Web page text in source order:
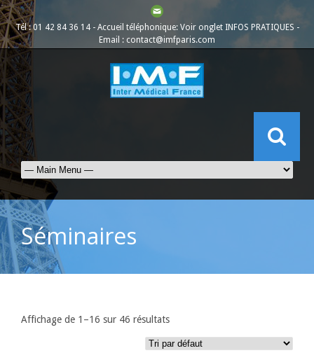
Tél : 01 42 84 36 14 - Accueil téléphonique: Voir onglet INFOS PRATIQUES -
Email : contact@imfparis.com
Séminaires
Affichage de 1–16 sur 46 résultats